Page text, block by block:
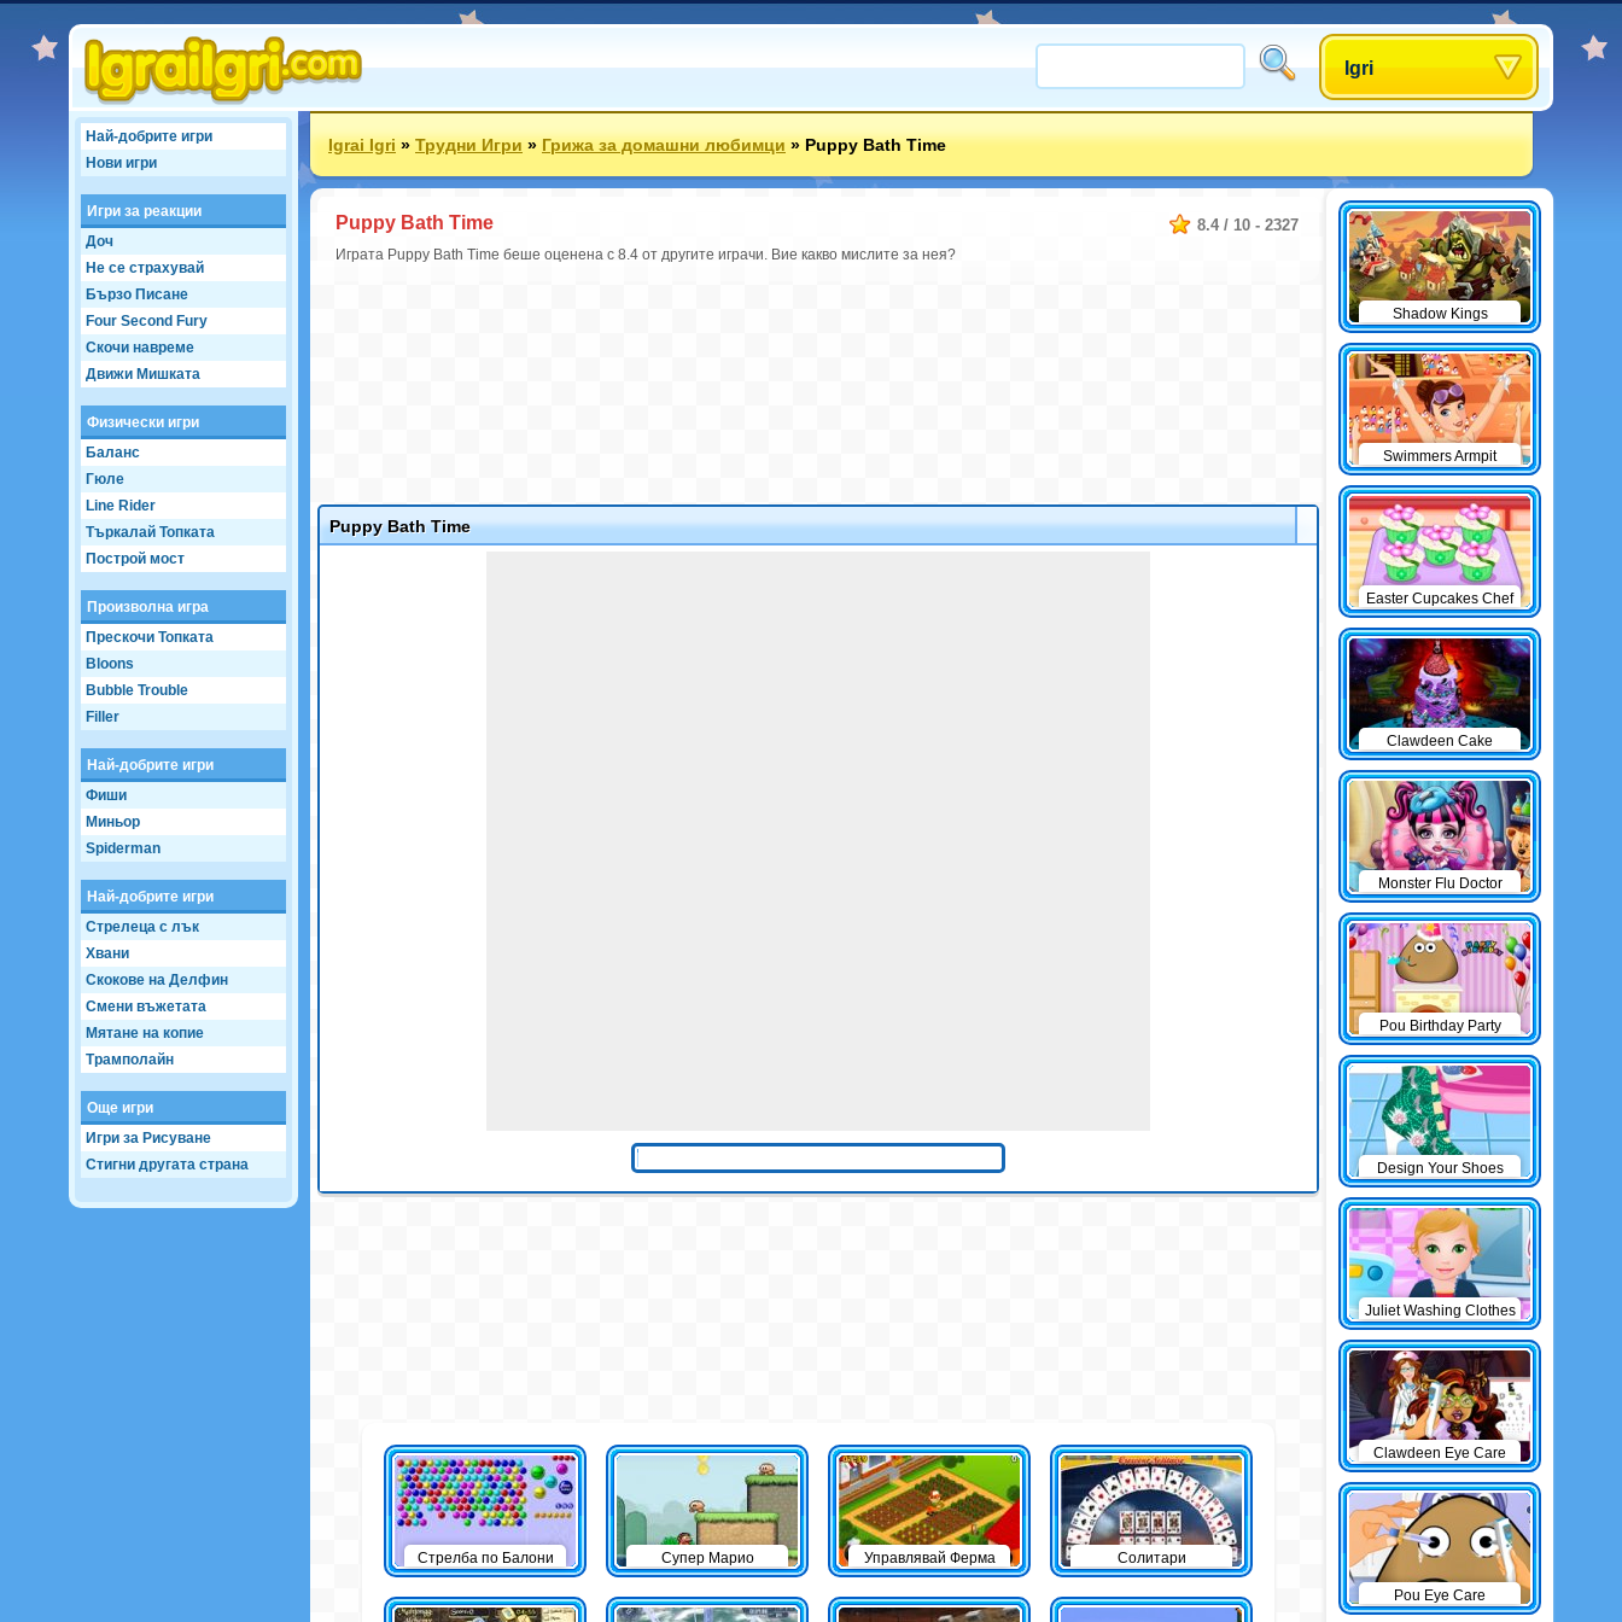
Igri
Най-добрите игри
Нови игри
Игри за реакции
Доч
Не се страхувай
Бързо Писане
Four Second Fury
Скочи навреме
Движи Мишката
Физически игри
Баланс
Гюле
Line Rider
Търкалай Топката
Построй мост
Произволна игра
Прескочи Топката
Bloons
Bubble Trouble
Filler
Най-добрите игри
Фиши
Миньор
Spiderman
Най-добрите игри
Стрелеца с лък
Хвани
Скокове на Делфин
Смени въжетата
Мятане на копие
Трамполайн
Още игри
Игри за Рисуване
Стигни другата страна
Igrai Igri»Трудни Игри»Грижа за домашни любимци»Puppy Bath Time
8.4 / 10 - 2327
Puppy Bath Time
Играта Puppy Bath Time беше оценена с 8.4 от другите играчи. Вие какво мислите за нея?
Puppy Bath Time
Стрелба по Балони Супер Марио Управлявай Ферма Солитари
Shadow Kings
Swimmers Armpit
Easter Cupcakes Chef
Clawdeen Cake
Monster Flu Doctor
Pou Birthday Party
Design Your Shoes
Juliet Washing Clothes
Clawdeen Eye Care
Pou Eye Care